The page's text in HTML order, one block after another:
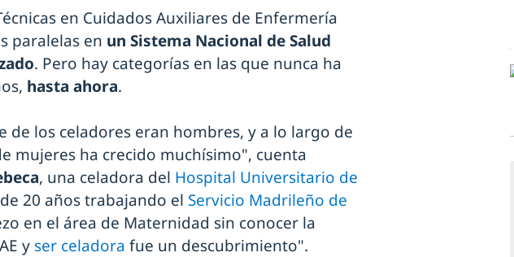
en Cuidados Auxiliares de Enfermería
paralelas en un Sistema Nacional de Salud
. Pero hay categorías en las que nunca ha
hasta ahora.
de los celadores eran hombres, y a lo largo de
mujeres ha crecido muchísimo", cuenta
, una celadora del Hospital Universitario de
20 años trabajando el Servicio Madrileño de
en el área de Maternidad sin conocer la
y ser celadora fue un descubrimiento".